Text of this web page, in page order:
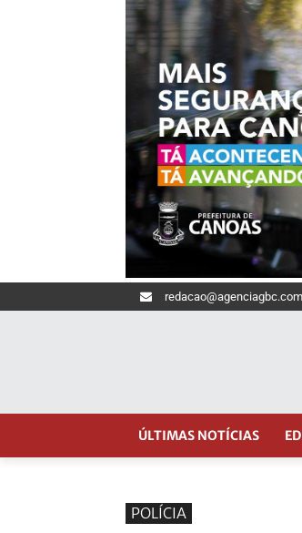
redacao@agenciagbc.com
ÚLTIMAS NOTÍCIAS
POLÍCIA